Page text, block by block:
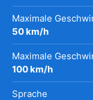
Maximale
50 km/h
Maximale
100 km/h
Sprache